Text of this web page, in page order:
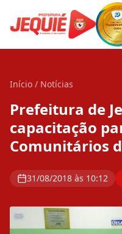
Início / Notícias
Prefeitura de
capacitação
Comunitários
31/08/2018 às 10:12